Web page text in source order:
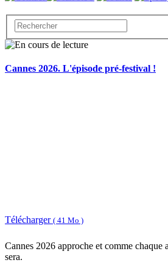
Cannes 2026. L'épisode pré-festival !
Télécharger ( 41 Mo )
Cannes 2026 approche et comme chaque
sera.